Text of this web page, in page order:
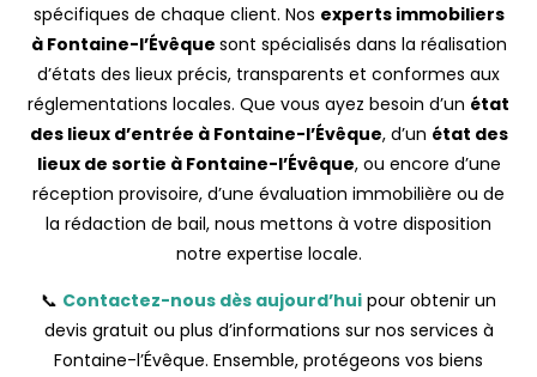
spécifiques de chaque client. Nos experts immobiliers
à Fontaine-l’Évêque sont spécialisés dans la réalisation
d’états des lieux précis, transparents et conformes aux
réglementations locales. Que vous ayez besoin d’un état
des lieux d’entrée à Fontaine-l’Évêque, d’un état des
lieux de sortie à Fontaine-l’Évêque, ou encore d’une
réception provisoire, d’une évaluation immobilière ou de
la rédaction de bail, nous mettons à votre disposition
notre expertise locale.
📞 Contactez-nous dès aujourd’hui pour obtenir un
devis gratuit ou plus d’informations sur nos services à
Fontaine-l’Évêque. Ensemble, protégeons vos biens